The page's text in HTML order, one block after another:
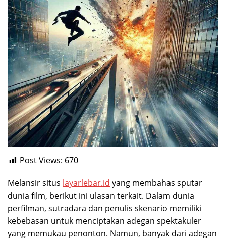
Post Views: 670
Melansir situs layarlebar.id yang membahas sputar
dunia film, berikut ini ulasan terkait. Dalam dunia
perfilman, sutradara dan penulis skenario memiliki
kebebasan untuk menciptakan adegan spektakuler
yang memukau penonton. Namun, banyak dari adegan